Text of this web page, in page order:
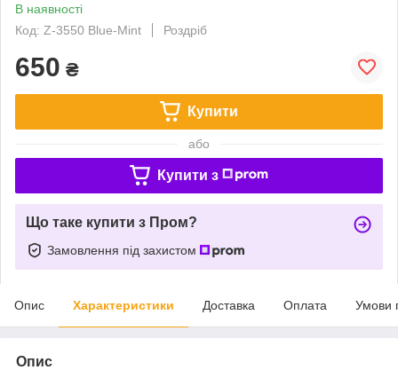
В наявності
Код: Z-3550 Blue-Mint
Роздріб
650 ₴
Купити
або
Купити з
Що таке купити з Пром?
Замовлення під захистом
Опис Характеристики Доставка Оплата Умови
Опис